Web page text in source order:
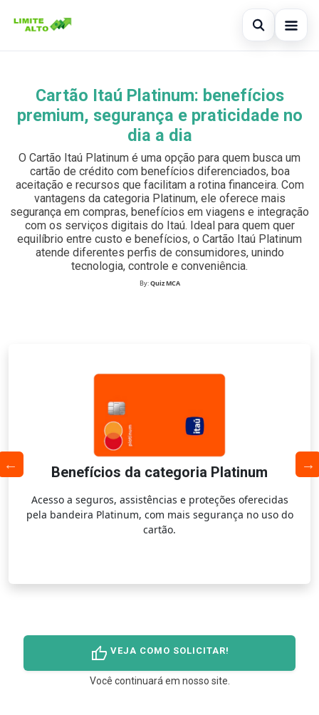
Abrir busca
Cartão de crédito
Empréstimo
Legal
Buscar no site
×
Buscar por:
Pressione Enter para buscar ou ESC para fechar.
Cartão Itaú Platinum: benefícios
premium, segurança e praticidade no
dia a dia
O Cartão Itaú Platinum é uma opção para quem busca um
cartão de crédito com benefícios diferenciados, boa
aceitação e recursos que facilitam a rotina financeira. Com
vantagens da categoria Platinum, ele oferece mais
segurança em compras, benefícios em viagens e integração
com os serviços digitais do Itaú. Ideal para quem quer
equilíbrio entre custo e benefícios, o Cartão Itaú Platinum
atende diferentes perfis de consumidores, unindo
tecnologia, controle e conveniência.
By:Quiz MCA
Benefícios da categoria Platinum
Acesso a seguros, assistências e proteções oferecidas
pela bandeira Platinum, com mais segurança no uso do
cartão.
thumb_up VEJA COMO SOLICITAR!
Você continuará em nosso site.